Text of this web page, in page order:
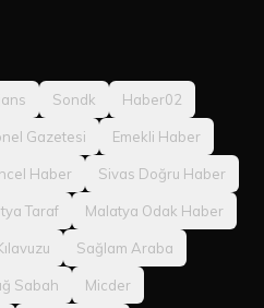
Sondk Haber02
Gazetesi Emekli Haber
Haber Sivas Doğru Haber
Taraf Malatya Odak Haber
Sağlam Araba
Sabah Micder